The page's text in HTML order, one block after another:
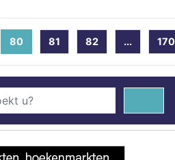
80 (current)
81 82 ... 170